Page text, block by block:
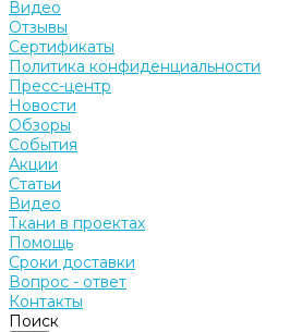
Видео
Отзывы
Сертификаты
Политика конфиденциальности
Пресс-центр
Новости
Обзоры
События
Акции
Статьи
Видео
Ткани в проектах
Помощь
Сроки доставки
Вопрос - ответ
Контакты
Поиск